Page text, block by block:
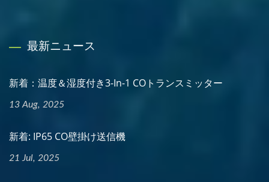
最新ニュース
新着：温度＆湿度付き3-In-1 COトランスミッター
13 Aug, 2025
新着: IP65 CO壁掛け送信機
21 Jul, 2025